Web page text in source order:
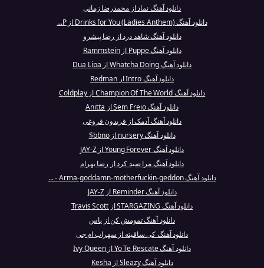
دانلود آهنگ نماد از محمدرضا زمانی
دانلود آهنگ Drinks for You (Ladies Anthem) از P...
دانلود آهنگ شاهد درد از رضا پیشرو
دانلود آهنگ Puppe از Rammstein
دانلود آهنگ Whatcha Doing از Dua Lipa
دانلود آهنگ Intro از Redman
دانلود آهنگ Champion Of The World از Coldplay
دانلود آهنگ Sem Freio از Anitta
دانلود آهنگ آدمک از فریدون فروغی
دانلود آهنگ nursery از bbno$
دانلود آهنگ Young Forever از JAY-Z
دانلود آهنگ مرا صید کرد از رضا بهرام
دانلود آهنگ Arma-goddamn-motherfuckin-geddon - ...
دانلود آهنگ Reminder از JAY-Z
دانلود آهنگ STARGAZING از Travis Scott
دانلود آهنگ تمومش کن از یاس
دانلود آهنگ کی ساقیته از سهراب ام جی
دانلود آهنگ Yo Te Rescate از Ivy Queen
دانلود آهنگ Sleazy از Kesha